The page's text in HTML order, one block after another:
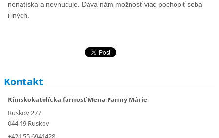
nenatíska a nevnucuje. Dáva nám možnosť viac pochopiť seba
i iných.
Kontakt
Rímskokatolícka farnosť Mena Panny Márie
Ruskov 277
044 19 Ruskov
+421 55 6941428